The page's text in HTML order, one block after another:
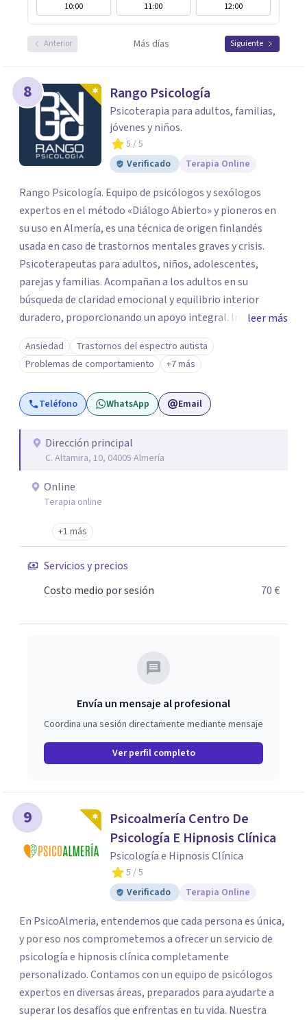
10:00 11:00 12:00
Anterior Más días Siguiente
8 Rango Psicología
Psicoterapia para adultos, familias,
jóvenes y niños.
5 / 5
Verificado
Terapia Online
Rango Psicología. Equipo de psicólogos y sexólogos
expertos en el método «Diálogo Abierto» y pioneros en
su uso en Almería, es una técnica de origen finlandés
usada en caso de trastornos mentales graves y crisis.
Psicoterapeutas para adultos, niños, adolescentes,
parejas y familias. Acompañan a los adultos en su
búsqueda de claridad emocional y equilibrio interior
duradero, proporcionando un apoyo integral. Incluso en
los trastornos más graves. Cultivan la confianza y
habilidades emocionales en los jóvenes, sentando las
bases para un futuro emocionalmente saludable.
leer más
Ansiedad
Trastornos del espectro autista
Problemas de comportamiento
+7 más
Teléfono WhatsApp Email
Dirección principal
C. Altamira, 10, 04005 Almería
Online
Terapia online
+1 más
Servicios y precios
Costo medio por sesión
70 €
Envía un mensaje al profesional
Coordina una sesión directamente mediante mensaje
Ver perfil completo
9
Psicoalmería Centro De
Psicología E Hipnosis Clínica
Psicología e Hipnosis Clínica
5 / 5
Verificado
Terapia Online
En PsicoAlmeria, entendemos que cada persona es única,
y por eso nos comprometemos a ofrecer un servicio de
psicología e hipnosis clínica completamente
personalizado. Contamos con un equipo de psicólogos
expertos en diversas áreas, preparados para ayudarte a
superar los desafíos que enfrentas en tu vida. Nuestra